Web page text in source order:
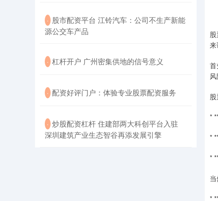
来
*
*
*
*
· ​股市配资平台 江铃汽车：公司不生产新能
源公交车产品
· ​杠杆开户 广州密集供地的信号意义
· ​配资好评门户：体验专业股票配资服务
· ​炒股配资杠杆 住建部两大科创平台入驻
深圳建筑产业生态智谷再添发展引擎